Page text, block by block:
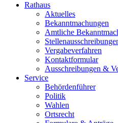
Rathaus
Aktuelles
Bekanntmachungen
Amtliche
Vergabeverfahren
Kontaktformular
Ausschreibungen &
Service
Behördenführer
Politik
Wahlen
Ortsrecht